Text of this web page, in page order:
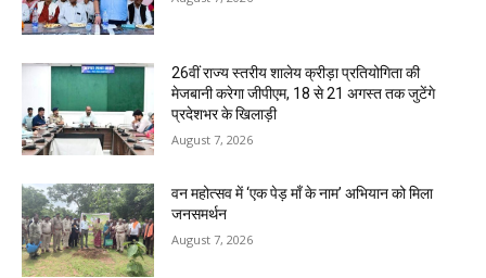
26वीं राज्य स्तरीय शालेय क्रीड़ा प्रतियोगिता की
मेजबानी करेगा जीपीएम, 18 से 21 अगस्त तक जुटेंगे
प्रदेशभर के खिलाड़ी
August 7, 2026
वन महोत्सव में ‘एक पेड़ माँ के नाम’ अभियान को मिला
जनसमर्थन
August 7, 2026